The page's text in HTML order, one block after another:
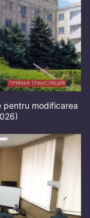
pentru modificarea